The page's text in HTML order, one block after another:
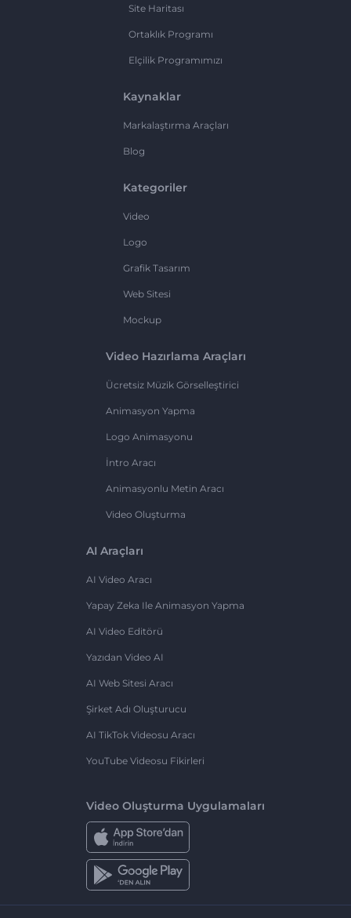
Site Haritası
Ortaklık Programı
Elçilik Programımızı
Kaynaklar
Markalaştırma Araçları
Blog
Kategoriler
Video
Logo
Grafik Tasarım
Web Sitesi
Mockup
Video Hazırlama Araçları
Ücretsiz Müzik Görselleştirici
Animasyon Yapma
Logo Animasyonu
İntro Aracı
Animasyonlu Metin Aracı
Video Oluşturma
AI Araçları
AI Video Aracı
Yapay Zeka Ile Animasyon Yapma
AI Video Editörü
Yazıdan Video AI
AI Web Sitesi Aracı
Şirket Adı Oluşturucu
AI TikTok Videosu Aracı
YouTube Videosu Fikirleri
Video Oluşturma Uygulamaları